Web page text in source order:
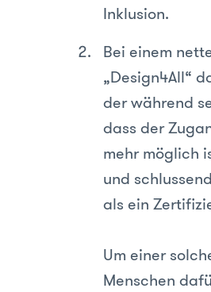
Inklusion.
Bei einem
„Design4All“
der während
dass der
mehr möglich
und
als ein
Um einer
Menschen